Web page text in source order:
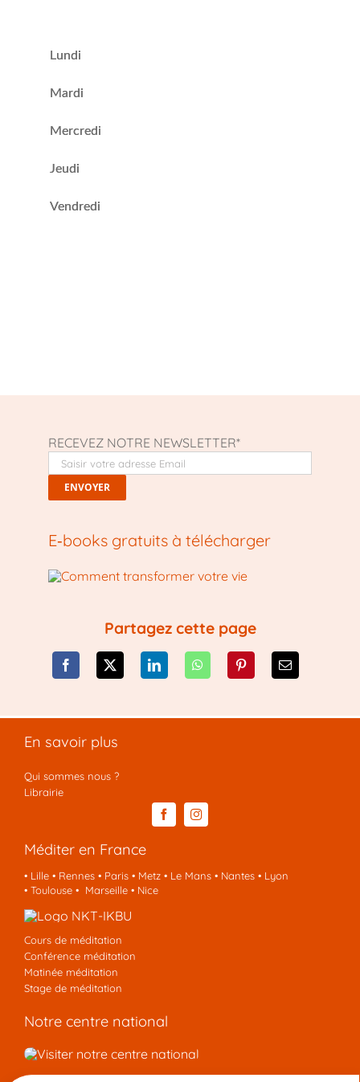
Lundi
Mardi
Mercredi
Jeudi
Vendredi
RECEVEZ NOTRE NEWSLETTER*
E‑books gratuits à télécharger
Partagez cette page
En savoir plus
Qui sommes nous ?
Librairie
Méditer en France
• Lille• Rennes• Paris• Metz• Le Mans• Nantes• Lyon
• Toulouse• Marseille• Nice
Cours de méditation
Conférence méditation
Matinée méditation
Stage de méditation
Notre centre national